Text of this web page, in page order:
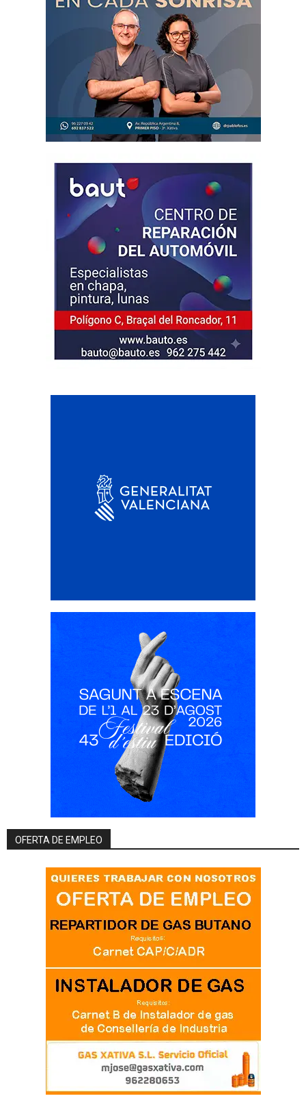
OFERTA DE EMPLEO